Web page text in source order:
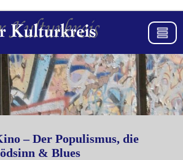
– Der Populismus, die
& Blues